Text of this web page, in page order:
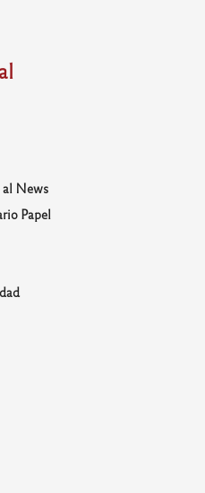
News
Papel